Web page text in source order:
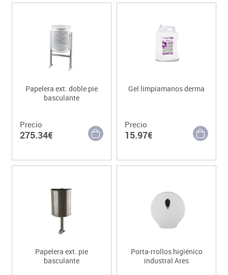
Papelera ext. doble pie
basculante
Precio
275.34€
Gel limpiamanos derma
Precio
15.97€
Papelera ext. pie
basculante
Porta-rrollos higiénico
industral Ares